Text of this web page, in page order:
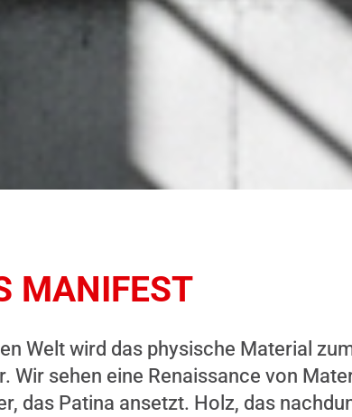
MANIFEST
Welt wird das physische Material
Wir sehen eine Renaissance von
das Patina ansetzt. Holz, das